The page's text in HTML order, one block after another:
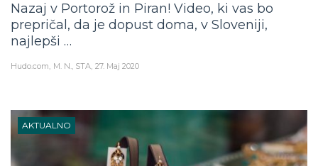
Nazaj v Portorož in Piran! Video, ki vas bo
prepričal, da je dopust doma, v Sloveniji,
najlepši …
Hudo.com M. N., STA 27. Maj 2020
AKTUALNO